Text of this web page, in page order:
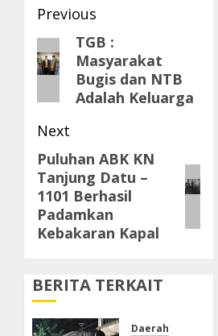
Post
navigation
Previous
Previous
post:
TGB :
Masyarakat
Bugis dan NTB
Adalah Keluarga
Next
Next
post:
Puluhan ABK KN
Tanjung Datu –
1101 Berhasil
Padamkan
Kebakaran Kapal
BERITA TERKAIT
Daerah